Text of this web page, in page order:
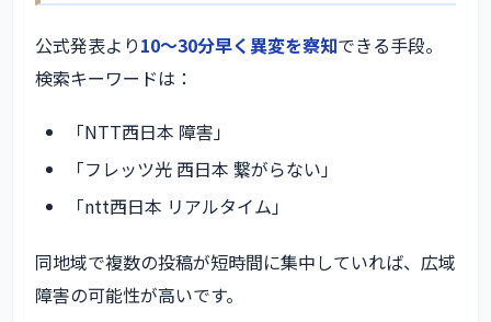
公式発表より10〜30分早く異変を察知できる手段。
検索キーワードは：
「NTT西日本 障害」
「フレッツ光 西日本 繋がらない」
「ntt西日本 リアルタイム」
同地域で複数の投稿が短時間に集中していれば、広域
障害の可能性が高いです。